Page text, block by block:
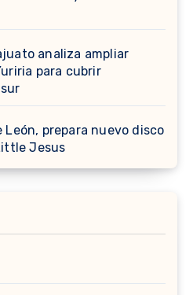
analiza ampliar
para cubrir
León, prepara nuevo disco
Jesus